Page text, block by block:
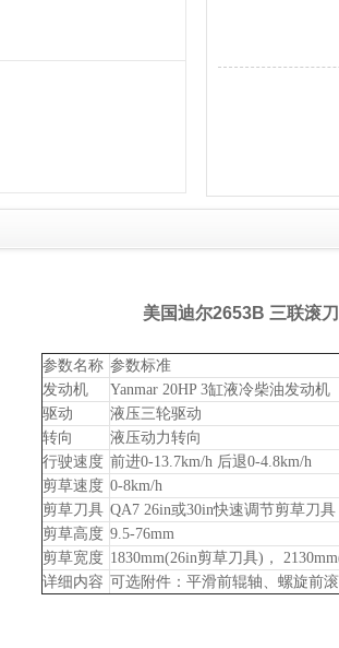
美国迪尔2653B 三联滚刀
参数名称 参数标准
发动机
Yanmar 20HP 3缸液冷柴油发动机
驱动
液压三轮驱动
转向
液压动力转向
行驶速度 前进0-13.7km/h 后退0-4.8km/h
剪草速度 0-8km/h
剪草刀具 QA7 26in或30in快速调节剪草刀具
剪草高度 9.5-76mm
剪草宽度 1830mm(26in剪草刀具)，
详细内容 可选附件：平滑前辊轴、螺旋前